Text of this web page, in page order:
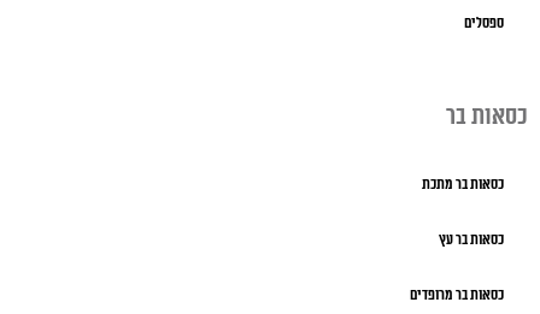
ספסלים
כסאות בר
כסאות בר מתכת
כסאות בר עץ
כסאות בר מרופדים